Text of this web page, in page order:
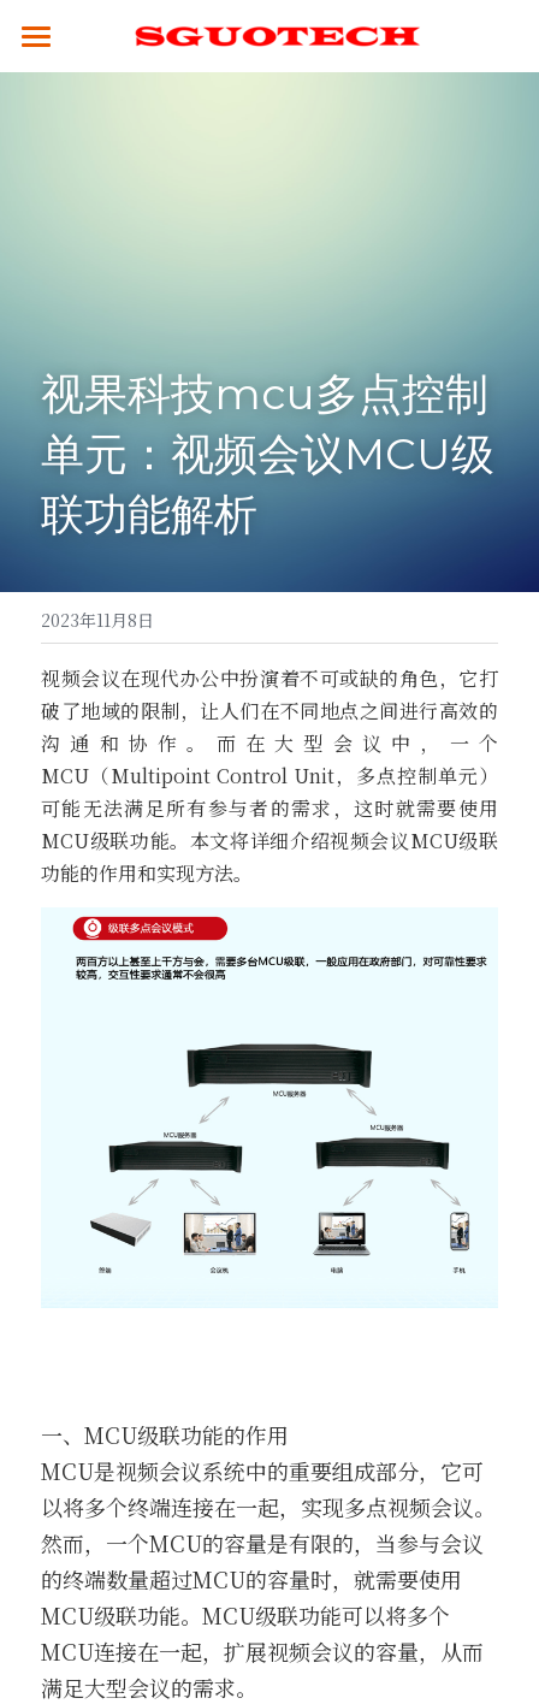
SGUOTECH
4K融合型多点会议引擎 M800S-M
电视墙服务器 （VW-200）
MCU会控平板（SMC-100）
高清一体式终端 (M700)
4K一体式终端（M30）
8K分体式终端（M800）
音视频会议平板（MeetBox T系列）
高清分体式终端（M800C）
视频会议摄像头
全向麦克风
集团企业
医疗行业
指挥调度
常见问题解答
关于我们
公司简介
人才招聘
联系我们
☎ 020-31078434
视果科技mcu多点控制
单元：视频会议MCU级
联功能解析
2023年11月8日
视频会议在现代办公中扮演着不可或缺的角色，它打
破了地域的限制，让人们在不同地点之间进行高效的
沟通和协作。而在大型会议中，一个
MCU（Multipoint Control Unit，多点控制单元）
可能无法满足所有参与者的需求，这时就需要使用
MCU级联功能。本文将详细介绍视频会议MCU级联
功能的作用和实现方法。
一、MCU级联功能的作用
MCU是视频会议系统中的重要组成部分，它可
以将多个终端连接在一起，实现多点视频会议。
然而，一个MCU的容量是有限的，当参与会议
的终端数量超过MCU的容量时，就需要使用
MCU级联功能。MCU级联功能可以将多个
MCU连接在一起，扩展视频会议的容量，从而
满足大型会议的需求。
商品分类